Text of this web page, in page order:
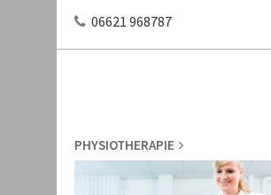
06621 968787
PHYSIOTHERAPIE